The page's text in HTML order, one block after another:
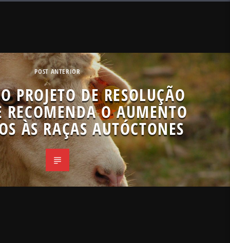
POST ANTERIOR
PROJETO DE RESOLUÇÃO
RECOMENDA O AUMENTO
ÀS RAÇAS AUTÓCTONES